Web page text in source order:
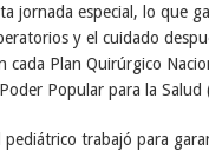
jornada especial, lo que
y el cuidado
Plan Quirúrgico
Popular para la Salud
trabajó para